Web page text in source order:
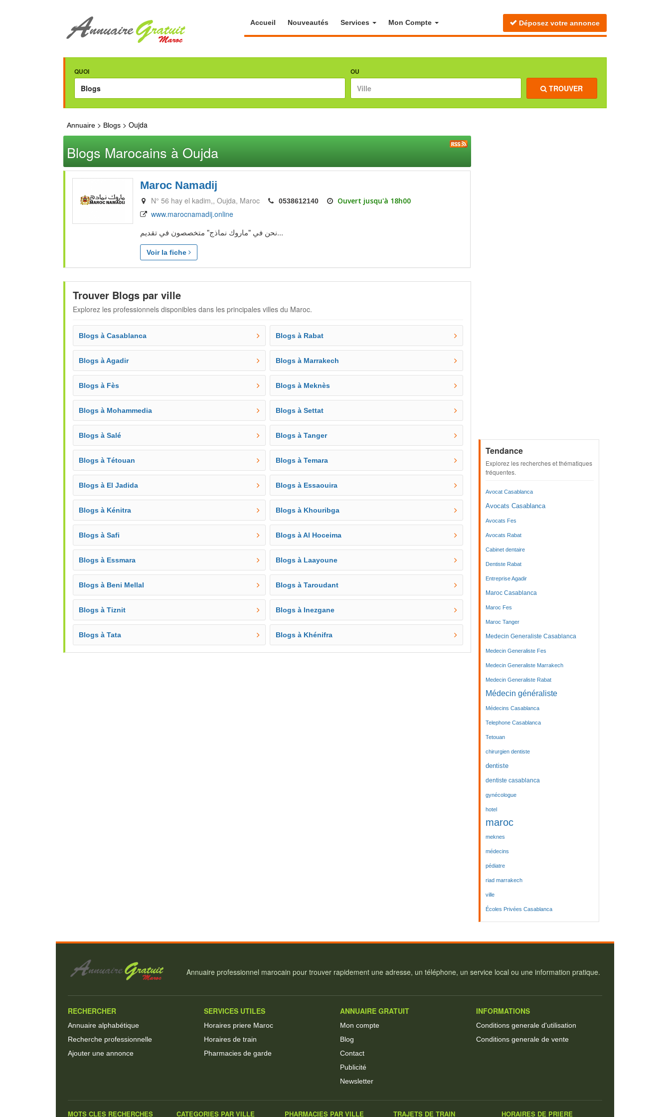
Accueil Nouveautés Services Mon Compte Déposez votre annonce
QUOI OU
TROUVER
Annuaire > Blogs > Oujda
Blogs Marocains à Oujda
Maroc Namadij
N° 56 hay el kadim, Oujda Maroc 0538612140 Ouvert jusqu'à 18h00
www.marocnamadij.online
نحن في "ماروك نماذج" متخصصون في تقديم...
Voir la fiche
Trouver Blogs par ville
Explorez les professionnels disponibles dans les principales villes du Maroc.
Blogs à Casablanca Blogs à Rabat
Blogs à Agadir Blogs à Marrakech
Blogs à Fès Blogs à Meknès
Blogs à Mohammedia Blogs à Settat
Blogs à Salé Blogs à Tanger
Blogs à Tétouan Blogs à Temara
Blogs à El Jadida Blogs à Essaouira
Blogs à Kénitra Blogs à Khouribga
Blogs à Safi Blogs à Al Hoceima
Blogs à Essmara Blogs à Laayoune
Blogs à Beni Mellal Blogs à Taroudant
Blogs à Tiznit Blogs à Inezgane
Blogs à Tata Blogs à Khénifra
Tendance
Explorez les recherches et thématiques
fréquentes.
Avocat Casablanca
Avocats Casablanca
Avocats Fes
Avocats Rabat
Cabinet dentaire
Dentiste Rabat
Entreprise Agadir
Maroc Casablanca
Maroc Fes
Maroc Tanger
Medecin Generaliste Casablanca
Medecin Generaliste Fes
Medecin Generaliste Marrakech
Medecin Generaliste Rabat
Médecin généraliste
Médecins Casablanca
Telephone Casablanca
Tetouan
chirurgien dentiste
dentiste
dentiste casablanca
gynécologue
hotel
maroc
meknes
médecins
pédiatre
riad marrakech
ville
Écoles Privées Casablanca
Annuaire professionnel marocain pour trouver rapidement une adresse, un téléphone, un service local ou une information pratique.
RECHERCHER
Annuaire alphabétique
Recherche professionnelle
Ajouter une annonce
SERVICES UTILES
Horaires priere Maroc
Horaires de train
Pharmacies de garde
ANNUAIRE GRATUIT
Mon compte
Blog
Contact
Publicité
Newsletter
INFORMATIONS
Conditions generale d'utilisation
Conditions generale de vente
MOTS CLES RECHERCHES CATEGORIES PAR VILLE PHARMACIES PAR VILLE TRAJETS DE TRAIN HORAIRES DE PRIERE